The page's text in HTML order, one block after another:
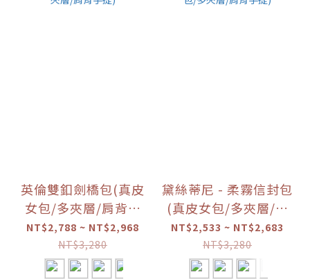
英倫雙釦劍橋包(真皮
女包/多夾層/肩背手
提)
NT$2,788 ~ NT$2,968
NT$3,280
黛絲蒂尼 - 柔霧信封包
(真皮女包/多夾層/肩
背手提)
NT$2,533 ~ NT$2,683
NT$3,280